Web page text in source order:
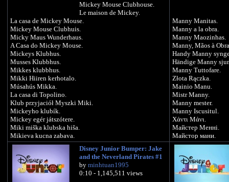
Mickey Mouse Clubhouse.
Le maison de Mickey.
La casa de Mickey Mouse.
Mickey Mouse Clubhuis.
Micky Maus Wunderhaus.
A Casa do Mickey Mouse.
Mickeys Klubhus.
Musses Klubbhus.
Mikkes klubbhus.
Mikki Hiiren kerhotalo.
Músahús Mikka.
La casa di Topolino.
Klub przyjaciół Myszki Miki.
Mickeyho klubík.
Mickey egér játszótere.
Miki miška klubska hiša.
Mikieva kucna zabava.
Clubul lui Mickey Mouse.
Mickey Fare Kulüp Evi.
Mickey siçan kulübü.
Η λέσχη του Μίκυ.
Manny Manitas.
Manny a la obra.
Manny Maozinhas.
Manny, Mãos à
Handy Manny
Händige Manny
Manny Tuttofare.
Złota Rączka.
Mainio Manu.
Mistr Manny.
Manny mester.
Manny Iscusitul.
Χάντι Μάνι.
Майстер Менні.
Майстор мани.
Умелец Мэнни.
काम मैन्नी.
万能阿曼.
Disney Junior Bumper: Jake
and the Neverland Pirates #1
by minhtuan1995
0:10 - 1,145,511 views